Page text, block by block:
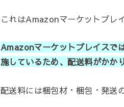
これはAmazonマーケットプレ
Amazonマーケットプレイスで
施しているため、配送料がかか
配送料には梱包材・梱包・発送